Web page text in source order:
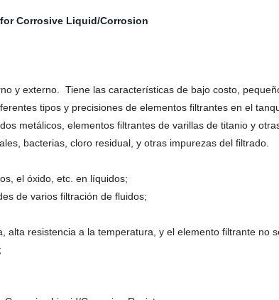
y externo. Tiene las características de bajo costo,
tipos y precisiones de elementos filtrantes en el
metálicos, elementos filtrantes de varillas de titanio y
bacterias, cloro residual, y otras impurezas del filtrado.
el óxido, etc. en líquidos;
de varios filtración de fluidos;
resistencia a la temperatura, y el elemento filtrante no